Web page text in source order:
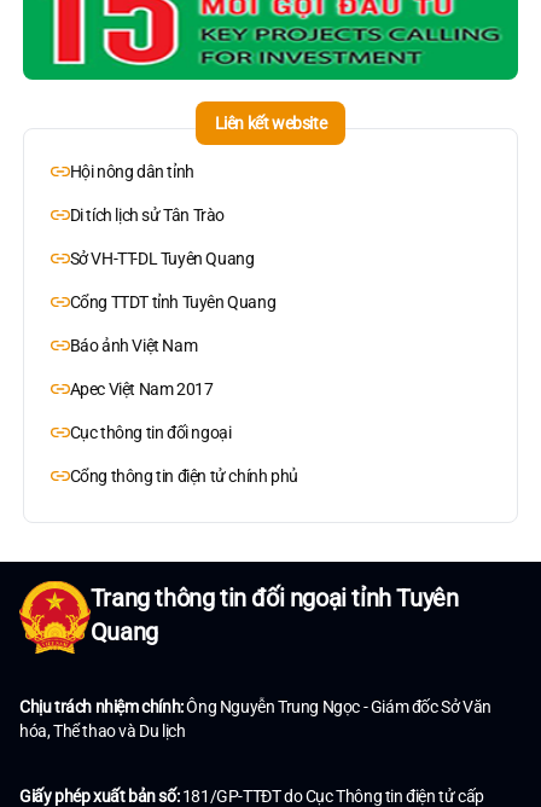
Liên kết website
Hội nông dân tỉnh
Di tích lịch sử Tân Trào
Sở VH-TT-DL Tuyên Quang
Cổng TTDT tỉnh Tuyên Quang
Báo ảnh Việt Nam
Apec Việt Nam 2017
Cục thông tin đối ngoại
Cổng thông tin điện tử chính phủ
Trang thông tin đối ngoại tỉnh Tuyên
Quang
Chịu trách nhiệm chính:Ông Nguyễn Trung Ngọc - Giám đốc Sở Văn
hóa, Thể thao và Du lịch
Giấy phép xuất bản số:181/GP-TTĐT do Cục Thông tin điện tử cấp